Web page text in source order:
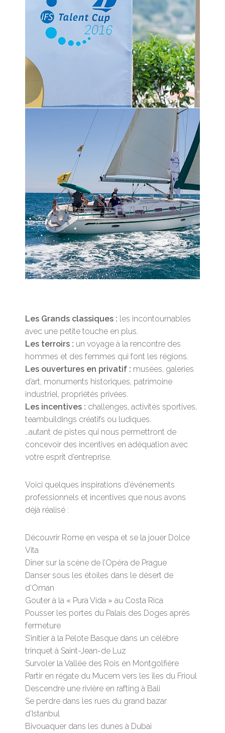
Les Grands classiques : les incontournables
avec une petite touche en plus.
Les terroirs : un voyage à la rencontre des
hommes et des femmes qui font les régions.
Les ouvertures en privatif : musées, galeries
d’art, monuments historiques, patrimoine
industriel, propriétés privées.
Les incentives : challenges, activités sportives,
teambuildings créatifs ou ludiques.
…autant de pistes qui nous permettront de
concevoir des incentives en adéquation avec
votre esprit d’entreprise.
Voici quelques inspirations d’événements
professionnels et incentives que nous avons
déjà réalisé :
Découvrir Rome en vespa et se la jouer Dolce
Vita
Dîner sur la scène de l’Opéra de Prague
Danser sous les étoiles dans le désert de
d’Oman
Gouter à la « Pura Vida » au Costa Rica
Pousser les portes du Palais des Doges après
fermeture
S’initier à la Pelote Basque dans un célèbre
trinquet à Saint-Jean-de Luz
Survoler la Vallée des Rois en Montgolfière
Partir en régate du Mucem vers les îles du Frioul
Descendre une rivière en rafting à Bali
Se perdre dans les rues du grand bazar
d’Istanbul
Bivouaquer dans les dunes à Dubai